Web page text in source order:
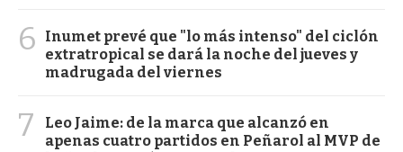
6
Inumet prevé que "lo más intenso" del ciclón
extratropical se dará la noche del jueves y
madrugada del viernes
7
Leo Jaime: de la marca que alcanzó en
apenas cuatro partidos en Peñarol al MVP de